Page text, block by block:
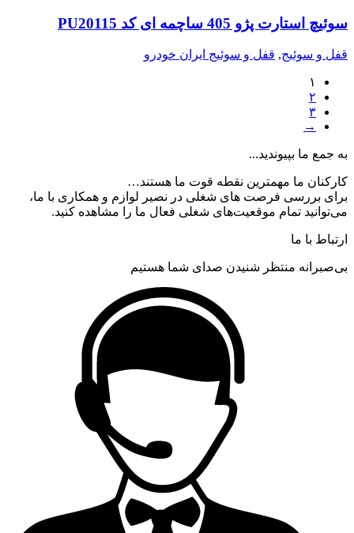
سوئیچ استارت پژو 405 ساچمه ای کد PU20115
قفل و سوئیج, قفل و سوئیج ایران خودرو
۱
۲
۳
→
به جمع ما بپیوندید...
کارکنان ما مهمترین نقطه قوت ما هستند…
برای بررسی فرصت های شغلی در نصیر لوازم و همکاری با ما،
می‌توانید تمام موقعیت‌های شغلی فعال ما را مشاهده کنید.
ارتباط با ما
بی‌صبرانه منتظر شنیدن صدای شما هستیم